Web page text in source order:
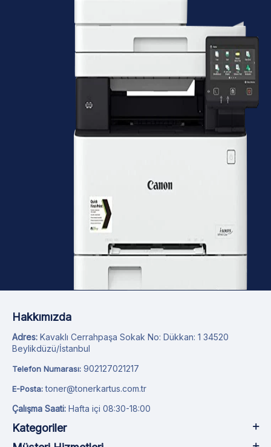
Hakkımızda
Adres: Kavaklı Cerrahpaşa Sokak No: Dükkan: 1 34520
Beylikdüzü/İstanbul
Telefon Numarası: 902127021217
E-Posta: toner@tonerkartus.com.tr
Çalışma Saati: Hafta içi 08:30-18:00
Kategoriler